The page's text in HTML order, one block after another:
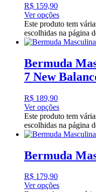
R$ 159,90
Ver opções
Este produto tem
escolhidas na página
Bermuda
7 New
R$ 189,90
Ver opções
Este produto tem
escolhidas na página
Bermuda
R$ 179,90
Ver opções